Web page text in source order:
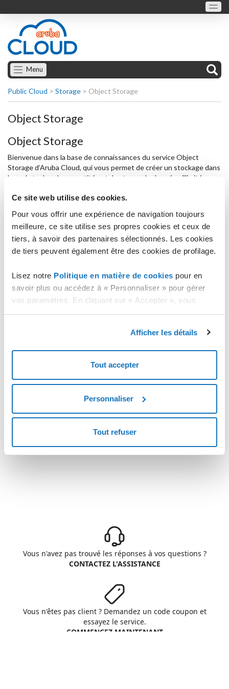
Ce site web utilise des cookies.
Pour vous offrir une expérience de navigation toujours
meilleure, ce site utilise ses propres cookies et ceux de
tiers, à savoir des partenaires sélectionnés. Les cookies
de tiers peuvent également être des cookies de profilage.
Lisez notre Politique en matière de cookies pour en
savoir plus ou accédez à « Personnaliser » pour gérer
vos paramètres. En cliquant sur « Accepter », vous
consentez au stockage de cookies sur votre appareil. En
stockage des cookies nécessaires.
Afficher les détails
Tout accepter
Personnaliser
Tout refuser
Menu
Public Cloud > Storage > Object Storage
Object Storage
Object Storage
Bienvenue dans la base de connaissances du service Object
Storage d’Aruba Cloud, qui vous permet de créer un stockage dans
lequel stocker des quantités et des types de données illimités, en
choisissez l'une des rubriques suivantes :
Compte Storage
Client de connexion
Object Storage Web Client
Vous n'avez pas trouvé les réponses à vos questions ?
CONTACTEZ L'ASSISTANCE
Vous n'êtes pas client ? Demandez un code coupon et
essayez le service.
COMMENCEZ MAINTENANT